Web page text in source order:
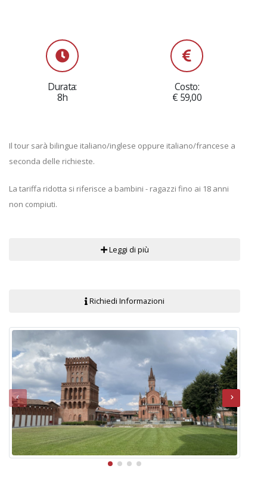
Durata:
8h
Costo:
€ 59,00
Il tour sarà bilingue italiano/inglese oppure italiano/francese a
seconda delle richieste.
La tariffa ridotta si riferisce a bambini - ragazzi fino ai 18 anni
non compiuti.
Leggi di più
Richiedi Informazioni